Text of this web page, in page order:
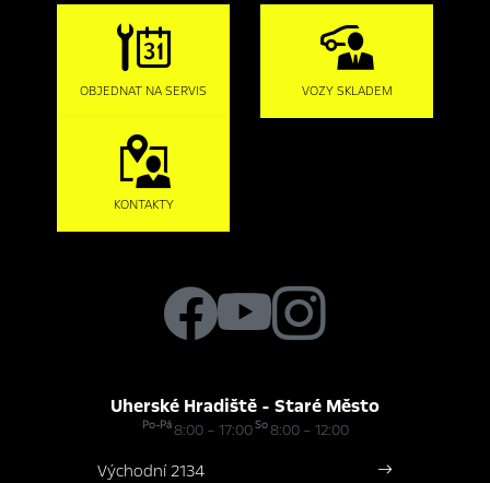
OBJEDNAT NA SERVIS VOZY SKLADEM
KONTAKTY
Uherské Hradiště - Staré Město
Po-Pá8:00 – 17:00So8:00 – 12:00
Východní 2134